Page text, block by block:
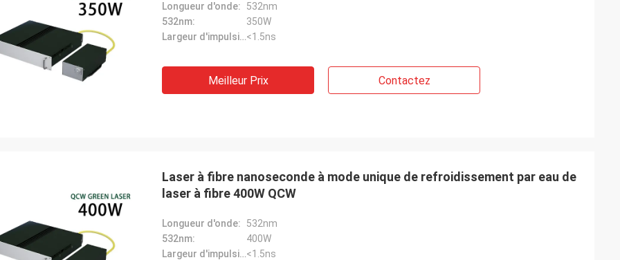
Longueur d'onde:
532nm
532nm:
350W
Largeur d'impulsion:<1.5ns
Meilleur Prix Contactez
Laser à fibre nanoseconde à mode unique de refroidissement par eau de
laser à fibre 400W QCW
Longueur d'onde:
532nm
532nm:
400W
Largeur d'impulsion:<1.5ns